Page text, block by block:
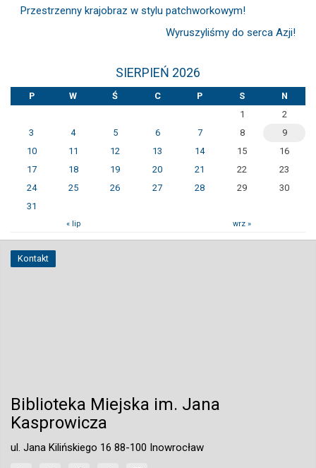
Przestrzenny krajobraz w stylu patchworkowym!
Wyruszyliśmy do serca Azji!
SIERPIEŃ 2026
P W Ś C P S
N
1
2
3
4 5 6 7 8
9
10
11 12 13 14 15
16
17
18 19 20 21 22
23
24
25 26 27 28 29
30
31
« lip wrz »
Kontakt
Biblioteka Miejska im. Jana
Kasprowicza
ul. Jana Kilińskiego 16 88-100 Inowrocław